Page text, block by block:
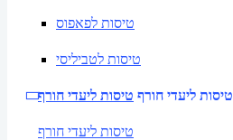
טיסות לפאפוס
טיסות לטביליסי
טיסות ליעדי חורף טיסות ליעדי חורף
טיסות ליעדי חורף